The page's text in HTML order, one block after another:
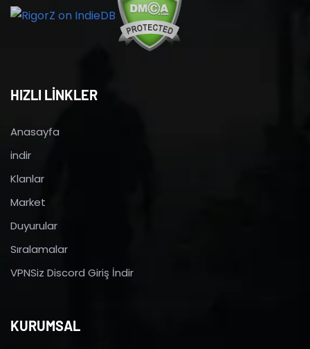
HIZLI LİNKLER
Anasayfa
indir
Klanlar
Market
Duyurular
Sıralamalar
VPNSiz Discord Giriş İndir
KURUMSAL